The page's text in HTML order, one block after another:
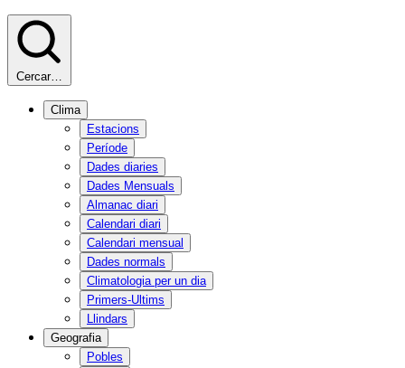
Cercar…
Clima
Estacions
Període
Dades diaries
Dades Mensuals
Almanac diari
Calendari diari
Calendari mensual
Dades normals
Climatologia per un dia
Primers-Ultims
Llindars
Geografia
Pobles